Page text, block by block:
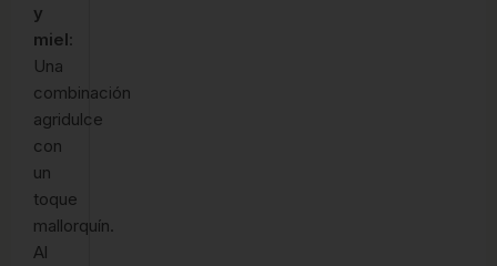
y
miel:
Una
combinación
agridulce
con
un
toque
mallorquín.
Al